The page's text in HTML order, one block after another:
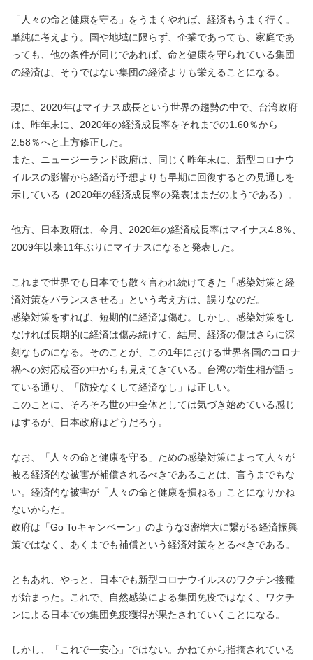
「人々の命と健康を守る」をうまくやれば、経済もうまく行く。
単純に考えよう。国や地域に限らず、企業であっても、家庭であ
っても、他の条件が同じであれば、命と健康を守られている集団
の経済は、そうではない集団の経済よりも栄えることになる。
現に、2020年はマイナス成長という世界の趨勢の中で、台湾政府
は、昨年末に、2020年の経済成長率をそれまでの1.60％から
2.58％へと上方修正した。
また、ニュージーランド政府は、同じく昨年末に、新型コロナウ
イルスの影響から経済が予想よりも早期に回復するとの見通しを
示している（2020年の経済成長率の発表はまだのようである）。
他方、日本政府は、今月、2020年の経済成長率はマイナス4.8％、
2009年以来11年ぶりにマイナスになると発表した。
これまで世界でも日本でも散々言われ続けてきた「感染対策と経
済対策をバランスさせる」という考え方は、誤りなのだ。
感染対策をすれば、短期的に経済は傷む。しかし、感染対策をし
なければ長期的に経済は傷み続けて、結局、経済の傷はさらに深
刻なものになる。そのことが、この1年における世界各国のコロナ
禍への対応成否の中からも見えてきている。台湾の衛生相が語っ
ている通り、「防疫なくして経済なし」は正しい。
このことに、そろそろ世の中全体としては気づき始めている感じ
はするが、日本政府はどうだろう。
なお、「人々の命と健康を守る」ための感染対策によって人々が
被る経済的な被害が補償されるべきであることは、言うまでもな
い。経済的な被害が「人々の命と健康を損ねる」ことになりかね
ないからだ。
政府は「Go Toキャンペーン」のような3密増大に繋がる経済振興
策ではなく、あくまでも補償という経済対策をとるべきである。
ともあれ、やっと、日本でも新型コロナウイルスのワクチン接種
が始まった。これで、自然感染による集団免疫ではなく、ワクチ
ンによる日本での集団免疫獲得が果たされていくことになる。
しかし、「これで一安心」ではない。かねてから指摘されている